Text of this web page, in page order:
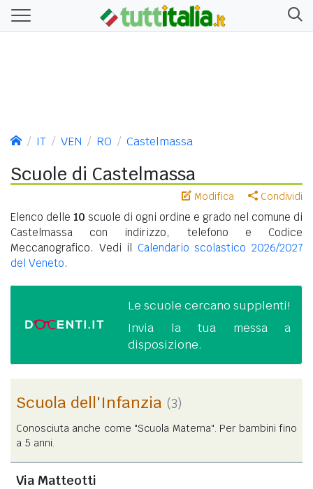
IT VEN RO Castelmassa
Scuole di Castelmassa
Modifica Condividi
Elenco delle 10 scuole di ogni ordine e grado nel comune di
Castelmassa con indirizzo, telefono e Codice
Meccanografico. Vedi il Calendario scolastico 2026/2027
del Veneto.
Le scuole cercano supplenti!
Invia la tua messa a
disposizione.
Scuola dell'Infanzia (3)
Conosciuta anche come "Scuola Materna". Per bambini fino
a 5 anni.
Via Matteotti